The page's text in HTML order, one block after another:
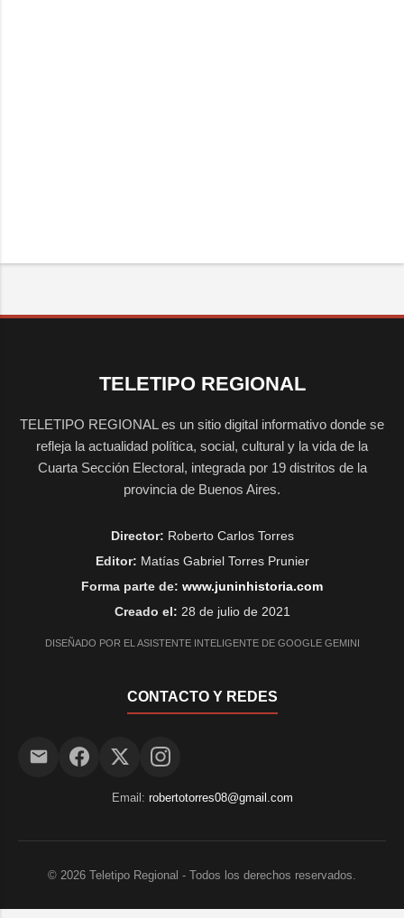
TELETIPO REGIONAL
TELETIPO REGIONAL es un sitio digital informativo donde se
refleja la actualidad política, social, cultural y la vida de la
Cuarta Sección Electoral, integrada por 19 distritos de la
provincia de Buenos Aires.
Director: Roberto Carlos Torres
Editor: Matías Gabriel Torres Prunier
Forma parte de: www.juninhistoria.com
Creado el: 28 de julio de 2021
DISEÑADO POR EL ASISTENTE INTELIGENTE DE GOOGLE GEMINI
CONTACTO Y REDES
Email: robertotorres08@gmail.com
© 2026 Teletipo Regional - Todos los derechos reservados.